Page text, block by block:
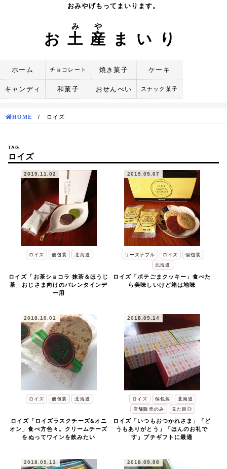
おみやげもってまいります。
お 土
み
産
や
まいり
ホーム チョコレート 焼き菓子 ケーキ
キャンディ 和菓子 おせんべい スナック菓子
HOME / ロイズ
TAG
ロイズ
2019.11.02
ロイズ 個包装 北海道
ロイズ「お茶ショコラ 抹茶＆ほうじ
茶」おじさま向けのバレンタインデ
ー用
2019.05.07
リーズナブル ロイズ
個包装
北海道
ロイズ「ポテごまクッキー」食べた
ら美味しいけど箱は地味
2018.10.01
ロイズ 個包装 北海道
ロイズ「ロイズラスクチーズ&オニ
オン」食べ方色々。クリームチーズ
をぬってワインを飲みたい
2018.09.14
ロイズ 個包装
北海道
店舗販売のみ
見た目◎
ロイズ「いつもおつかれさま」「ど
うもありがとう」「ほんのお礼で
す」プチギフトに最適
2018.09.13 2018.09.08